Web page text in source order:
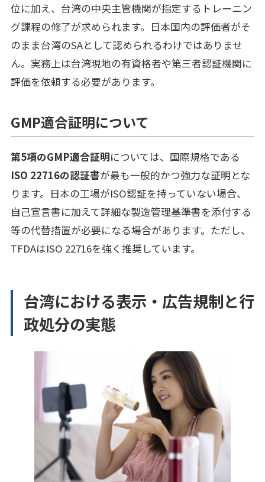
位に加え、台湾の中央主管機関が指定するトレーニン
グ課程の修了が求められます。日本国内の評価者がそ
のまま台湾のSAとして認められるわけではありませ
ん。実務上は台湾現地の有資格者や第三者認証機関に
評価を依頼する必要があります。
GMP適合証明について
第5項のGMP適合証明については、国際規格である
ISO 22716の認証書が最も一般的かつ強力な証明とな
ります。日本の工場がISO認証を持っていない場合、
自己宣言書に加えて詳細な製造管理基準書を添付する
等の代替措置が必要になる場合があります。ただし、
TFDAはISO 22716を強く推奨しています。
台湾における表示・広告規制と行
政処分の実態